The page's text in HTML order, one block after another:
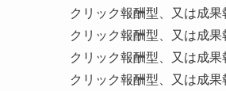
クリック報酬型、又は成
クリック報酬型、又は成
クリック報酬型、又は成
クリック報酬型、又は成